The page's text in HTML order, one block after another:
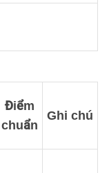
Điểm
chuẩn
Ghi chú